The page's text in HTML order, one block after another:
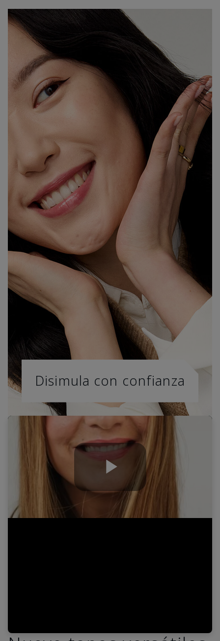
Disimula con confianza
Play